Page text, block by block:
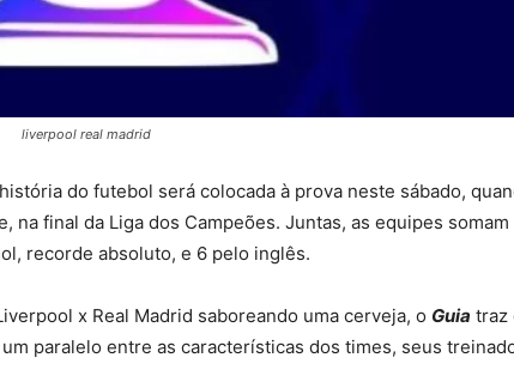
liverpool real madrid
do futebol será colocada à prova neste sábado,
final da Liga dos Campeões. Juntas, as equipes
recorde absoluto, e 6 pelo inglês.
x Real Madrid saboreando uma cerveja, o Guia traz
paralelo entre as características dos times, seus